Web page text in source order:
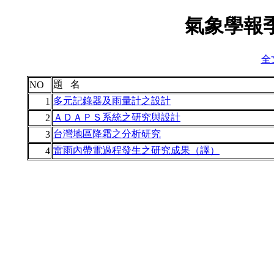
氣象學報
全
NO
題 名
1 多元記錄器及雨量計之設計
2 ＡＤＡＰＳ系統之研究與設計
3 台灣地區降霜之分析研究
4 雷雨內帶電過程發生之研究成果（譯）